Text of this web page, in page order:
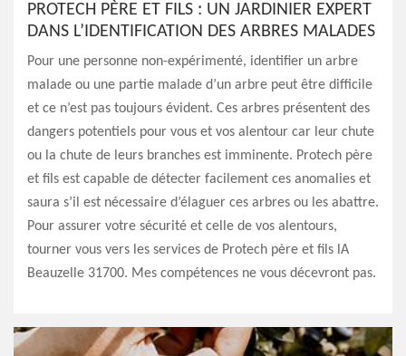
PROTECH PÈRE ET FILS : UN JARDINIER EXPERT
DANS L’IDENTIFICATION DES ARBRES MALADES
Pour une personne non-expérimenté, identifier un arbre
malade ou une partie malade d’un arbre peut être difficile
et ce n’est pas toujours évident. Ces arbres présentent des
dangers potentiels pour vous et vos alentour car leur chute
ou la chute de leurs branches est imminente. Protech père
et fils est capable de détecter facilement ces anomalies et
saura s’il est nécessaire d’élaguer ces arbres ou les abattre.
Pour assurer votre sécurité et celle de vos alentours,
tourner vous vers les services de Protech père et fils lA
Beauzelle 31700. Mes compétences ne vous décevront pas.